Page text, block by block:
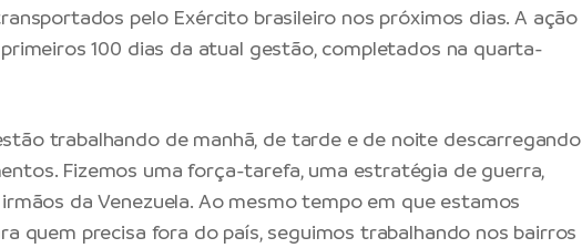
pelo Exército brasileiro nos próximos dias. A ação
100 dias da atual gestão, completados na quarta-
trabalhando de manhã, de tarde e de noite descarregando
Fizemos uma força-tarefa, uma estratégia de guerra,
da Venezuela. Ao mesmo tempo em que estamos
quem precisa fora do país, seguimos trabalhando nos bairros